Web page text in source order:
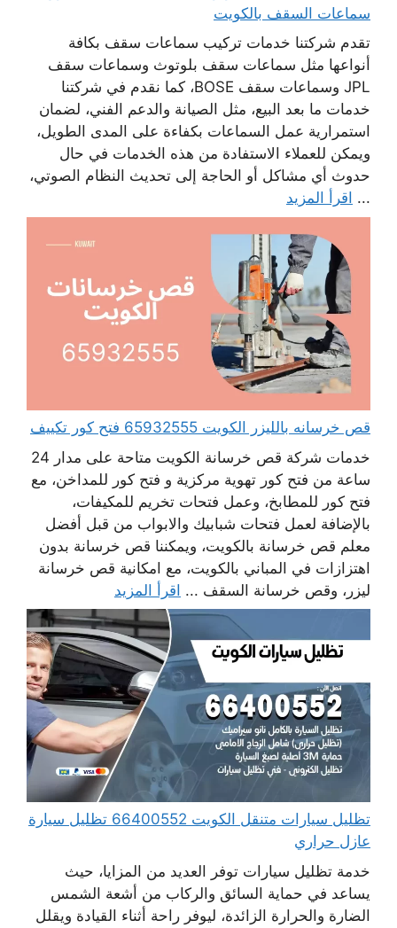
سماعات السقف بالكويت
تقدم شركتنا خدمات تركيب سماعات سقف بكافة
أنواعها مثل سماعات سقف بلوتوث وسماعات سقف
JPL وسماعات سقف BOSE، كما نقدم في شركتنا
خدمات ما بعد البيع، مثل الصيانة والدعم الفني، لضمان
استمرارية عمل السماعات بكفاءة على المدى الطويل،
ويمكن للعملاء الاستفادة من هذه الخدمات في حال
حدوث أي مشاكل أو الحاجة إلى تحديث النظام الصوتي،
... اقرأ المزيد
قص خرسانه بالليزر الكويت 65932555 فتح كور تكييف
خدمات شركة قص خرسانة الكويت متاحة على مدار 24
ساعة من فتح كور تهوية مركزية و فتح كور للمداخن، مع
فتح كور للمطابخ، وعمل فتحات تخريم للمكيفات،
بالإضافة لعمل فتحات شبابيك والابواب من قبل أفضل
معلم قص خرسانة بالكويت، ويمكننا قص خرسانة بدون
اهتزازات في المباني بالكويت، مع امكانية قص خرسانة
ليزر، وقص خرسانة السقف ... اقرأ المزيد
تظليل سيارات متنقل الكويت 66400552 تظليل سيارة
عازل حراري
خدمة تظليل سيارات توفر العديد من المزايا، حيث
يساعد في حماية السائق والركاب من أشعة الشمس
الضارة والحرارة الزائدة، ليوفر راحة أثناء القيادة ويقلل